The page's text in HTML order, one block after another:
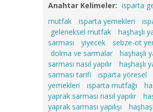
Anahtar Kelimeler: isparta
mutfak
isparta yemekleri
geleneksel mutfak
haşhaşlı
sarması
yiyecek
sebze-ot
dolma ve sarmalar
haşhaşlı
sarması nasıl yapılır
haşhaşlı
sarması tarifi
ısparta yöresel
yemekleri
ısparta mutfağı
yaprak sarması nasıl yapılır
yaprak sarması yapılışı